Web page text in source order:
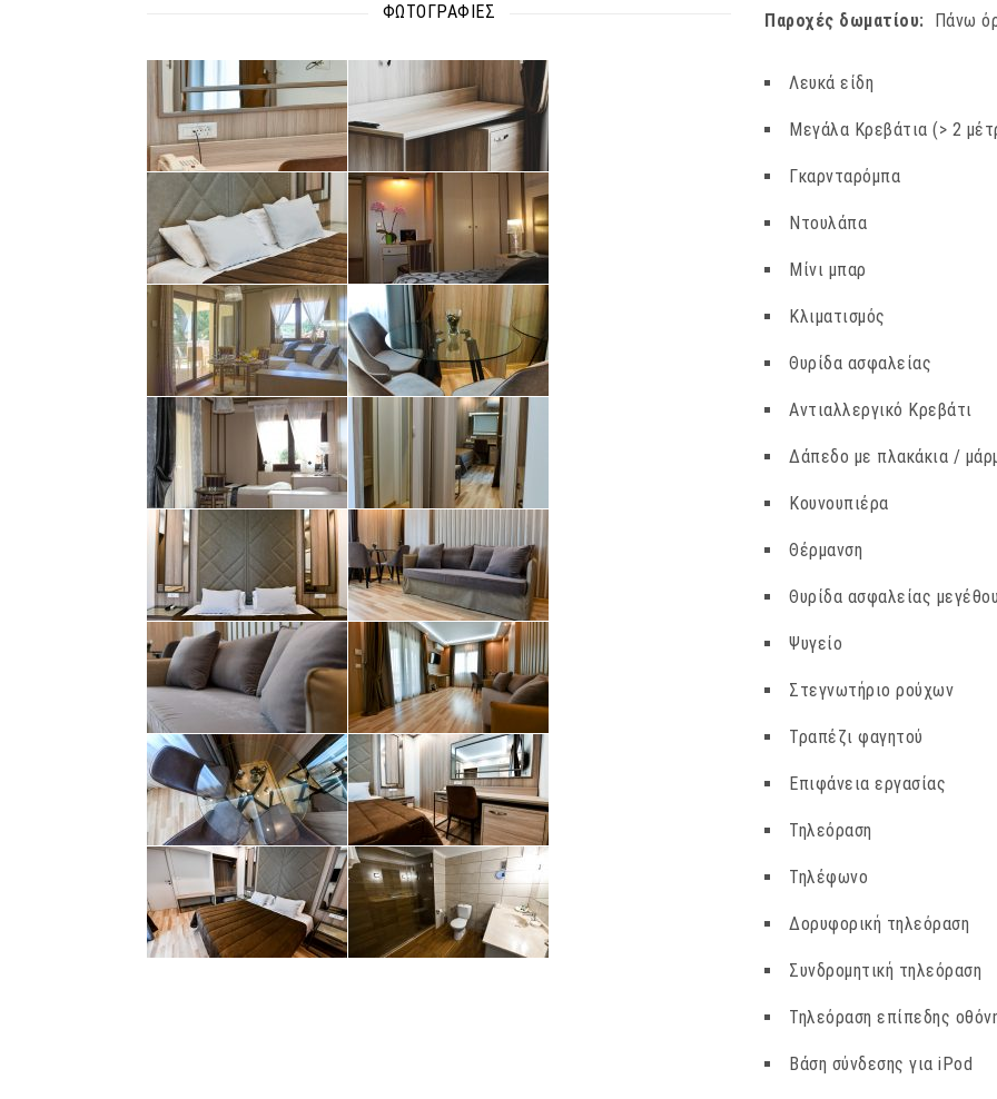
ΦΩΤΟΓΡΑΦΙΕΣ Παροχές δωματίου: ​ Πάνω
Λευκά είδη
Μεγάλα Κρεβάτια (> 2
Γκαρνταρόμπα
Ντουλάπα
Μίνι μπαρ
Κλιματισμός
Θυρίδα ασφαλείας
Αντιαλλεργικό Κρεβάτι
Δάπεδο με πλακάκια /
Κουνουπιέρα
Θέρμανση
Θυρίδα ασφαλείας
Ψυγείο
Στεγνωτήριο ρούχων
Τραπέζι φαγητού
Επιφάνεια εργασίας
Τηλεόραση
Τηλέφωνο
Δορυφορική τηλεόραση
Συνδρομητική τηλεόραση
Τηλεόραση επίπεδης
Βάση σύνδεσης για iPod